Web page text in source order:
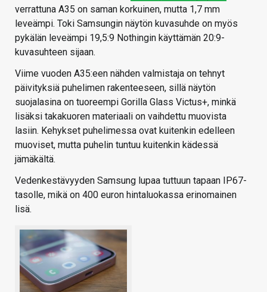
verrattuna A35 on saman korkuinen, mutta 1,7 mm
leveämpi. Toki Samsungin näytön kuvasuhde on myös
pykälän leveämpi 19,5:9 Nothingin käyttämän 20:9-
kuvasuhteen sijaan.
Viime vuoden A35:een nähden valmistaja on tehnyt
päivityksiä puhelimen rakenteeseen, sillä näytön
suojalasina on tuoreempi Gorilla Glass Victus+, minkä
lisäksi takakuoren materiaali on vaihdettu muovista
lasiin. Kehykset puhelimessa ovat kuitenkin edelleen
muoviset, mutta puhelin tuntuu kuitenkin kädessä
jämäkältä.
Vedenkestävyyden Samsung lupaa tuttuun tapaan IP67-
tasolle, mikä on 400 euron hintaluokassa erinomainen
lisä.